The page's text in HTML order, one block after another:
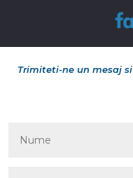
Trimiteti-ne un mesaj